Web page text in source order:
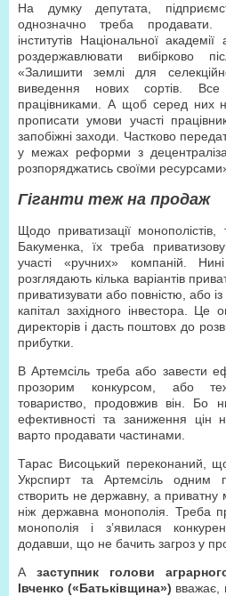
На думку депутата,
однозначно треба продавати.
інститутів Національної
роздержавлювати вибірково
«Залишити землі для
виведення нових сортів.
працівниками. А щоб серед них
прописати умови участі
запобіжні заходи. Частково
у межах реформи з
розпоряджатись своїми
Гіганти теж на продаж
Щодо приватизації
Бакуменка, їх треба
участі «ручних» компаній.
розглядають кілька варіантів
приватизувати або повністю, або
капітал західного інвестора.
директорів і дасть поштовх до
прибутки.
В Артемсіль треба або завести
прозорим конкурсом, або
товариство, продовжив він. Бо
ефективності та заниження цін
варто продавати частинами.
Тарас Висоцький переконаний,
Укрспирт та Артемсіль
створить не державну, а
ніж державна монополія. Треба
монополія і з’явилася
додавши, що не бачить загроз у
А заступник голови
Івченко («Батьківщина») вважає,